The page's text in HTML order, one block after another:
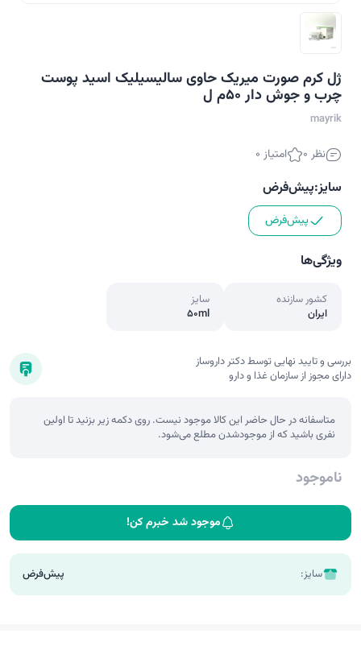
ژل کرم صورت میریک حاوی سالیسیلیک اسید پوست
چرب و جوش دار 50م ل
mayrik
نظر 0 امتیاز 0
سایز:پیش‌فرض
پیش‌فرض
ویژگی‌ها
کشور سازنده
ایران
سایز
50ml
بررسی و تایید نهایی توسط دکتر داروساز
دارای مجوز از سازمان غذا و دارو
متاسفانه در حال حاضر این کالا موجود نیست. روی دکمه زیر بزنید تا اولین
نفری باشید که از موجودشدن مطلع می‌شود.
ناموجود
موجود شد خبرم کن!
سایز: پیش‌فرض